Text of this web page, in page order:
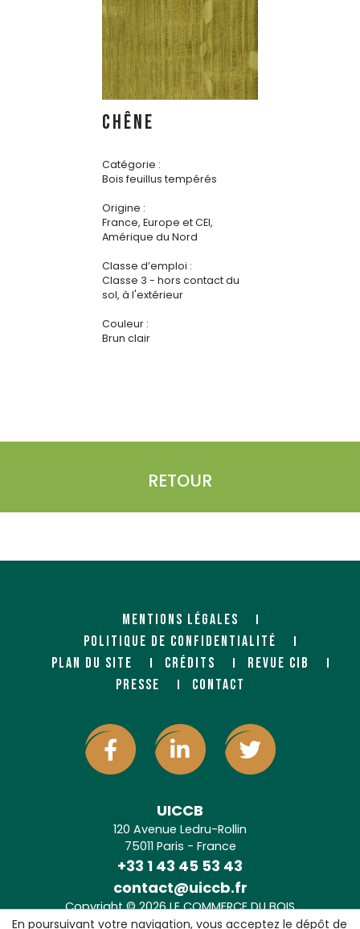
CHÊNE
Catégorie :
Bois feuillus tempérés
Origine :
France, Europe et CEI,
Amérique du Nord
Classe d’emploi :
Classe 3 - hors contact du
sol, à l'extérieur
Couleur :
Brun clair
RETOUR
MENTIONS LÉGALES
POLITIQUE DE CONFIDENTIALITÉ
PLAN DU SITE
CRÉDITS
REVUE CIB
PRESSE
CONTACT
UICCB
120 Avenue Ledru-Rollin
75011 Paris - France
+33 1 43 45 53 43
contact@uiccb.fr
Copyright © 2026 LE COMMERCE DU BOIS
Agence web Paris: 6LAB
En poursuivant votre navigation, vous acceptez le dépôt de